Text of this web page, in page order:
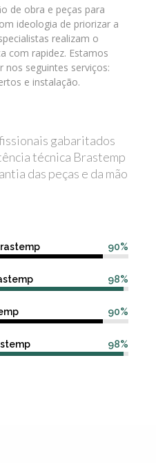
de obra e peças para
ideologia de priorizar a
realizam o
com rapidez. Estamos
nos seguintes serviços:
e instalação.
gabaritados
técnica Brastemp
das peças e da mão
90%
98%
90%
98%